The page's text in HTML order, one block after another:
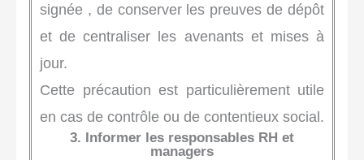
signée , de conserver les preuves de dépôt
et de centraliser les avenants et mises à
jour.
Cette précaution est particulièrement utile
en cas de contrôle ou de contentieux social.
3. Informer les responsables RH et
managers